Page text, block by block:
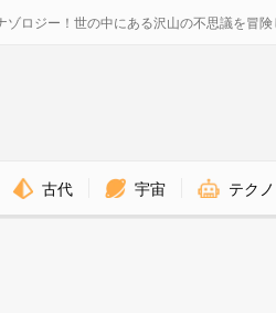
ロジー！世の中にある沢山の不思議を冒険
古代 宇宙 テク